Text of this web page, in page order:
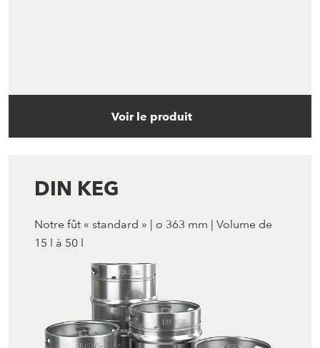
Voir le produit
DIN KEG
Notre fût « standard » | ø 363 mm | Volume de
15 l à 50 l